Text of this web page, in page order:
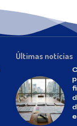
Últimas notícias